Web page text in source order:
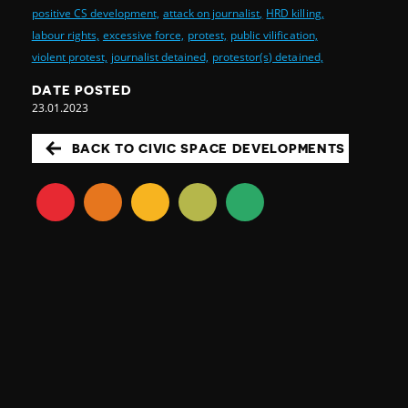
positive CS development, attack on journalist, HRD killing,
labour rights, excessive force, protest, public vilification,
violent protest, journalist detained, protestor(s) detained,
DATE POSTED
23.01.2023
BACK TO CIVIC SPACE DEVELOPMENTS